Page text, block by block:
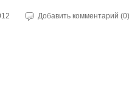
Добавить комментарий (0)